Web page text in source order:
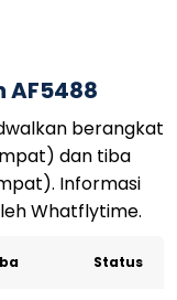
AF5488
berangkat
dan tiba
Informasi
Whatflytime.
Status